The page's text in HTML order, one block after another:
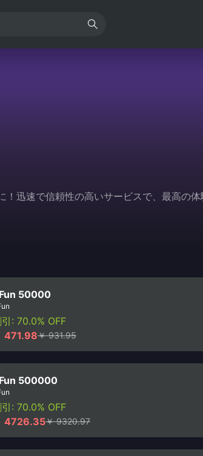
迅速で信頼性の高いサービスで、最高の
50000
: 70.0% OFF
471.98￥ 931.95
500000
: 70.0% OFF
4726.35￥ 9320.97